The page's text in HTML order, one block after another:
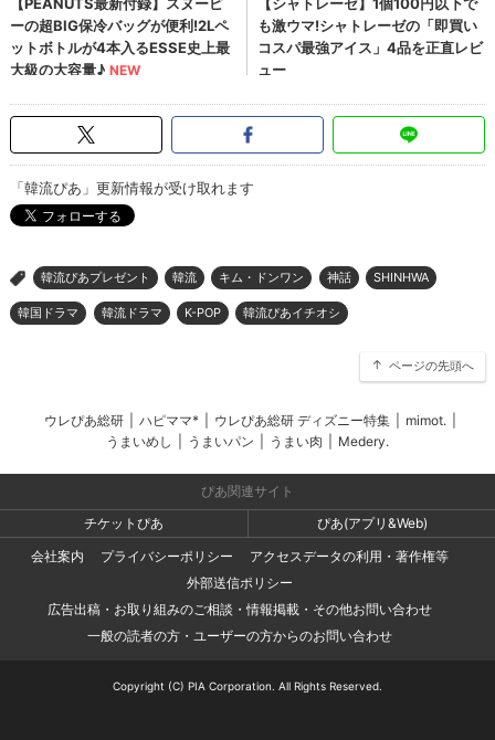
「韓流ぴあ」更新情報が受け取れます
> 韓流ぴあプレゼント 韓流 キム・ドンワン 神話 SHINHWA
韓国ドラマ 韓流ドラマ K-POP 韓流ぴあイチオシ
ページの先頭へ
ウレぴあ総研 ハピママ* ウレぴあ総研 ディズニー特集 mimot.
うまいめし
うまいパン うまい肉 Medery.
ぴあ関連サイト
チケットぴあ
ぴあ(アプリ&Web)
会社案内
プライバシーポリシー
アクセスデータの利用・著作権等
外部送信ポリシー
広告出稿・お取り組みのご相談・情報掲載・その他お問い合わせ
一般の読者の方・ユーザーの方からのお問い合わせ
Copyright (C) PIA Corporation. All Rights Reserved.